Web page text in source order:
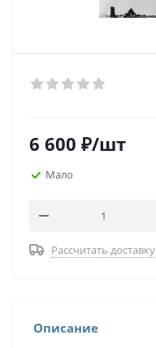
6 600 ₽/шт
Мало
Рассчитать доставку
Описание